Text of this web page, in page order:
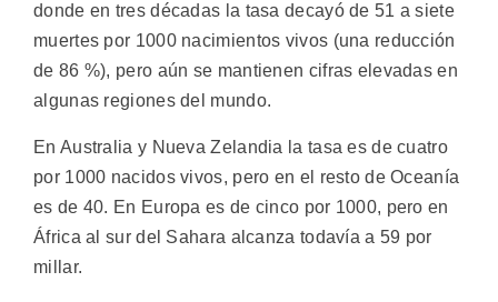
donde en tres décadas la tasa decayó de 51 a siete
muertes por 1000 nacimientos vivos (una reducción
de 86 %), pero aún se mantienen cifras elevadas en
algunas regiones del mundo.
En Australia y Nueva Zelandia la tasa es de cuatro
por 1000 nacidos vivos, pero en el resto de Oceanía
es de 40. En Europa es de cinco por 1000, pero en
África al sur del Sahara alcanza todavía a 59 por
millar.